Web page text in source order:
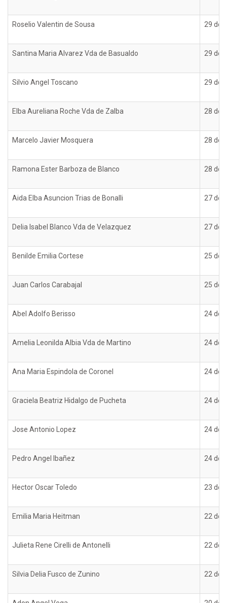
Roselio Valentin de Sousa 29 de
Santina Maria Alvarez Vda de Basualdo 29 de
Silvio Angel Toscano 29 de
Elba Aureliana Roche Vda de Zalba 28 de
Marcelo Javier Mosquera 28 de
Ramona Ester Barboza de Blanco 28 de
Aida Elba Asuncion Trias de Bonalli 27 de
Delia Isabel Blanco Vda de Velazquez 27 de
Benilde Emilia Cortese 25 de
Juan Carlos Carabajal 25 de
Abel Adolfo Berisso 24 de
Amelia Leonilda Albia Vda de Martino 24 de
Ana Maria Espindola de Coronel 24 de
Graciela Beatriz Hidalgo de Pucheta 24 de
Jose Antonio Lopez 24 de
Pedro Angel Ibañez 24 de
Hector Oscar Toledo 23 de
Emilia Maria Heitman 22 de
Julieta Rene Cirelli de Antonelli 22 de
Silvia Delia Fusco de Zunino 22 de